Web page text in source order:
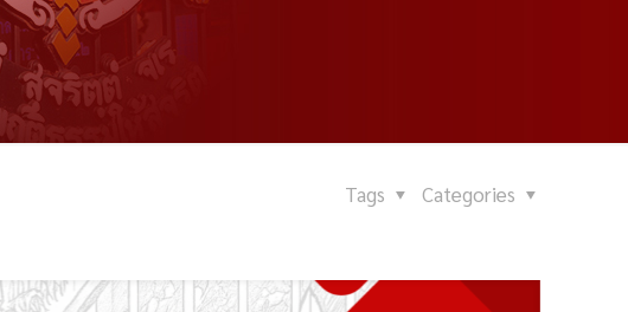
Categories
Tags